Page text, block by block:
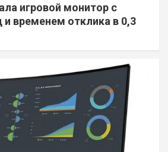
игровой монитор с
и временем отклика в 0,3